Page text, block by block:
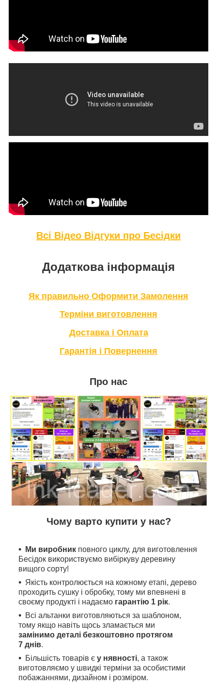
Всі Відео Відгуки про Бесідки
Додаткова інформація
Як правильно Оформити Замолення
Терміни виготовлення
Доставка і Оплата
Гарантія і Повернення
Про нас
Чому варто купити у нас?
Ми виробник повного циклу, для виготовлення
Бесідок використвуємо вибіркуву деревину
вищого сорту!
Якість контролюється на кожному етапі, дерево
проходить сушку і обробку, тому ми впевнені в
своєму продукті і надаємо гарантію 1 рік.
Всі альтанки виготовляються за шаблоном,
тому якщо навіть щось зламається ми
замінимо деталі безкоштовно протягом
7 днів.
Більшість товарів є у нявності, а також
виготовляємо у швидкі терміни за особистими
побажаннями, дизайном і розміром.